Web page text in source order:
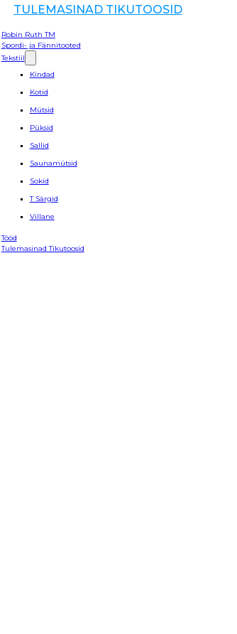
TULEMASINAD TIKUTOOSID
Robin Ruth TM
Spordi- ja Fännitooted
Tekstiil
Kindad
Kotid
Mütsid
Püksid
Sallid
Saunamütsid
Sokid
T Särgid
Villane
Tööd
Tulemasinad Tikutoosid